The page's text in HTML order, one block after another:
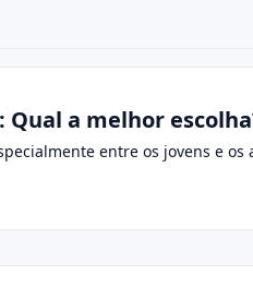
Qual a melhor
entre os jovens e